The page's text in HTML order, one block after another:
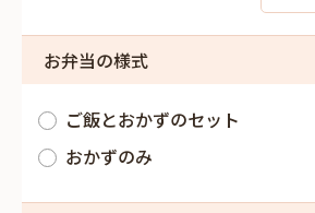
お弁当の様式
ご飯とおかずのセット
おかずのみ